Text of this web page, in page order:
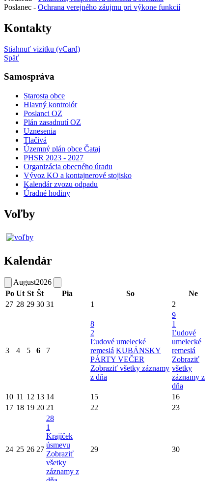
Poslanec - Ochrana verejného záujmu pri výkone funkcií
Kontakty
Stiahnuť vizitku (vCard)
Späť
Samospráva
Starosta obce
Hlavný kontrolór
Poslanci OZ
Plán zasadnutí OZ
Uznesenia
Tlačivá
Územný plán obce Čataj
PHSR 2023 - 2027
Organizácia obecného úradu
Vývoz KO a kontajnerové stojisko
Kalendár zvozu odpadu
Úradné hodiny
Voľby
Kalendár
August2026
Po Ut St Št Pia So
Ne
27 28 29 30 31 1 2
3 4 5 6 7
8
2
Ľudové umelecké
remeslá KUBÁNSKY
PÁRTY VEČER
Zobraziť všetky záznamy
z dňa
9
1
Ľudové
umelecké
remeslá
Zobraziť
všetky
záznamy z
dňa
10 11 12 13 14 15
16
17 18 19 20 21 22 23
24 25 26 27
28
1
Krajíček
úsmevu
Zobraziť
všetky
záznamy z
29 30